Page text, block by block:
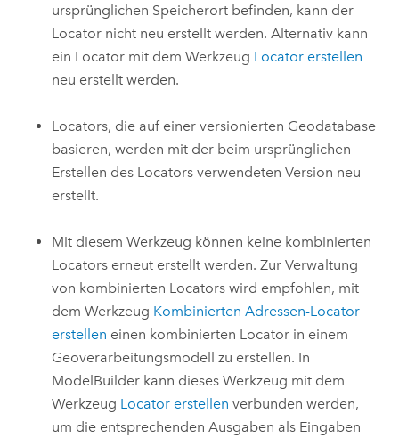
ursprünglichen Speicherort befinden, kann der
Locator nicht neu erstellt werden. Alternativ kann
ein Locator mit dem Werkzeug Locator erstellen
neu erstellt werden.
Locators, die auf einer versionierten Geodatabase
basieren, werden mit der beim ursprünglichen
Erstellen des Locators verwendeten Version neu
erstellt.
Mit diesem Werkzeug können keine kombinierten
Locators erneut erstellt werden. Zur Verwaltung
von kombinierten Locators wird empfohlen, mit
dem Werkzeug Kombinierten Adressen-Locator
erstellen einen kombinierten Locator in einem
Geoverarbeitungsmodell zu erstellen. In
ModelBuilder kann dieses Werkzeug mit dem
Werkzeug Locator erstellen verbunden werden,
um die entsprechenden Ausgaben als Eingaben